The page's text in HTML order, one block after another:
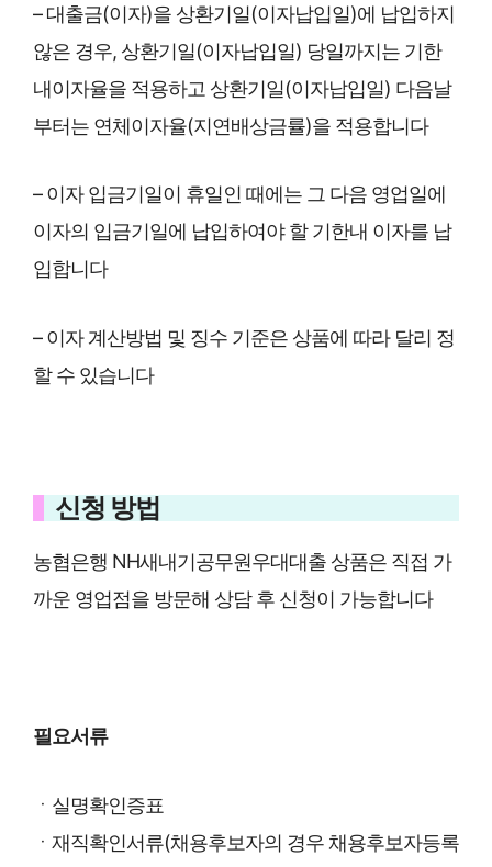
– 대출금(이자)을 상환기일(이자납입일)에 납입하지
않은 경우, 상환기일(이자납입일) 당일까지는 기한
내이자율을 적용하고 상환기일(이자납입일) 다음날
부터는 연체이자율(지연배상금률)을 적용합니다
– 이자 입금기일이 휴일인 때에는 그 다음 영업일에
이자의 입금기일에 납입하여야 할 기한내 이자를 납
입합니다
– 이자 계산방법 및 징수 기준은 상품에 따라 달리 정
할 수 있습니다
신청 방법
농협은행 NH새내기공무원우대대출 상품은 직접 가
까운 영업점을 방문해 상담 후 신청이 가능합니다
필요서류
ㆍ실명확인증표
ㆍ재직확인서류(채용후보자의 경우 채용후보자등록